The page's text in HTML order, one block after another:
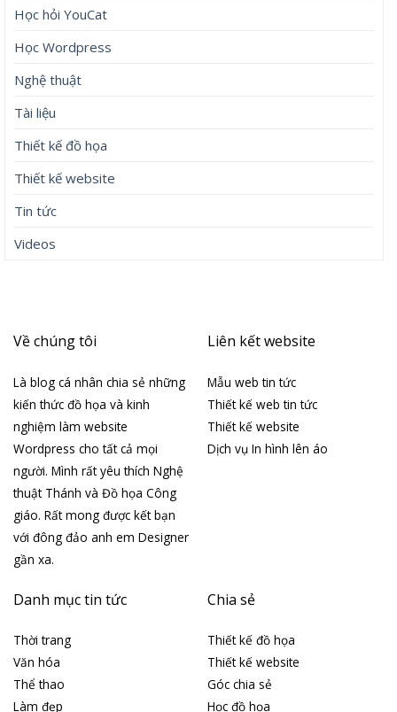
Học hỏi YouCat
Học Wordpress
Nghệ thuật
Tài liệu
Thiết kế đồ họa
Thiết kế website
Tin tức
Videos
Về chúng tôi
Là blog cá nhân chia sẻ những
kiến thức đồ họa và kinh
nghiệm làm website
Wordpress cho tất cả mọi
người. Mình rất yêu thích Nghệ
thuật Thánh và Đồ họa Công
giáo. Rất mong được kết bạn
với đông đảo anh em Designer
gần xa.
Liên kết website
Mẫu web tin tức
Thiết kế web tin tức
Thiết kế website
Dịch vụ In hình lên áo
Danh mục tin tức
Thời trang
Văn hóa
Thể thao
Làm đẹp
Chia sẻ
Thiết kế đồ họa
Thiết kế website
Góc chia sẻ
Học đồ họa